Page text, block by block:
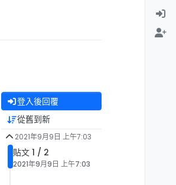
登入後回覆
從舊到新
2021年9月9日 上午7:03
貼文 1 / 2
2021年9月9日 上午7:03